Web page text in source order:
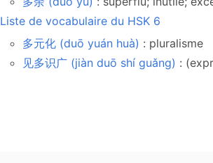
Liste de vocabulaire du HSK 6
多元化 (duō yuán huà) : pluralisme
见多识广 (jiàn duō shí guǎng) :